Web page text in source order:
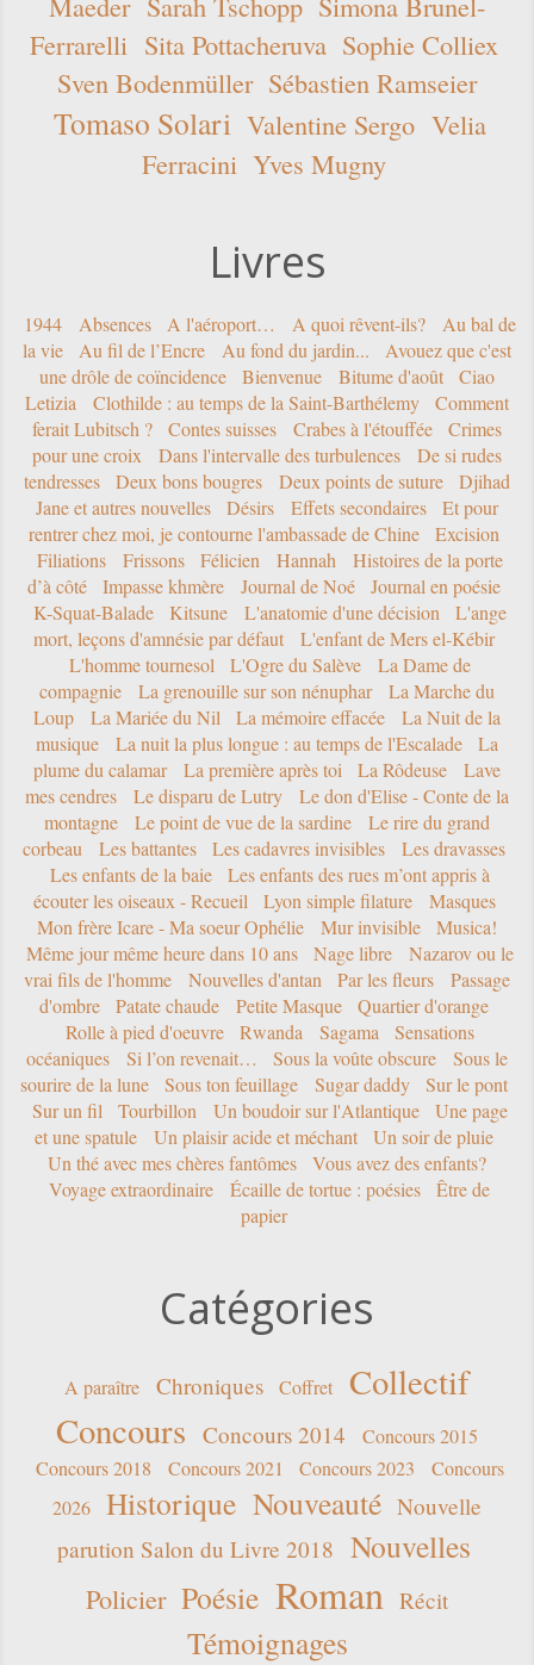
Ferrarelli Sita Pottacheruva Sophie Colliex
Sven Bodenmüller Sébastien Ramseier
Tomaso Solari Valentine Sergo Velia
Ferracini Yves Mugny
Livres
1944 Absences A l'aéroport… A quoi rêvent-ils?
Au bal de
la vie
Au fil de l’Encre Au fond du jardin...
Avouez que c'est
une drôle de coïncidence
Bienvenue Bitume d'août
Ciao
Letizia
Clothilde : au temps de la Saint-Barthélemy
Comment
ferait Lubitsch ?
Contes suisses Crabes à l'étouffée
Crimes
pour une croix
Dans l'intervalle des turbulences
De si rudes
tendresses
Deux bons bougres Deux points de suture
Djihad
Jane et autres nouvelles
Désirs Effets secondaires
Et pour
rentrer chez moi, je contourne l'ambassade de Chine
Excision
Filiations
Frissons Félicien Hannah
Histoires de la porte
d’à côté
Impasse khmère Journal de Noé
Journal en poésie
K-Squat-Balade
Kitsune L'anatomie d'une décision
L'ange
mort, leçons d'amnésie par défaut
L'enfant de Mers el-Kébir
L'homme tournesol
L'Ogre du Salève
La Dame de
compagnie
La grenouille sur son nénuphar
La Marche du
Loup
La Mariée du Nil La mémoire effacée
La Nuit de la
musique
La nuit la plus longue : au temps de l'Escalade
La
plume du calamar
La première après toi La Rôdeuse
Lave
mes cendres
Le disparu de Lutry
Le don d'Elise - Conte de la
montagne
Le point de vue de la sardine
Le rire du grand
corbeau
Les battantes Les cadavres invisibles
Les dravasses
Les enfants de la baie
Les enfants des rues m’ont appris à
écouter les oiseaux - Recueil
Lyon simple filature
Masques
Mon frère Icare - Ma soeur Ophélie
Mur invisible
Musica!
Même jour même heure dans 10 ans
Nage libre
Nazarov ou le
vrai fils de l'homme
Nouvelles d'antan Par les fleurs
Passage
d'ombre
Patate chaude Petite Masque
Quartier d'orange
Rolle à pied d'oeuvre
Rwanda Sagama
Sensations
océaniques
Si l’on revenait… Sous la voûte obscure
Sous le
sourire de la lune
Sous ton feuillage Sugar daddy
Sur le pont
Sur un fil
Tourbillon Un boudoir sur l'Atlantique
Une page
et une spatule
Un plaisir acide et méchant
Un soir de pluie
Un thé avec mes chères fantômes
Vous avez des enfants?
Voyage extraordinaire
Écaille de tortue : poésies
Être de
papier
Catégories
A paraître Chroniques Coffret
Collectif
Concours Concours 2014
Concours 2015
Concours 2018
Concours 2021 Concours 2023
Concours
2026
Historique Nouveauté Nouvelle
parution Salon du Livre 2018 Nouvelles
Policier Poésie Roman Récit
Témoignages